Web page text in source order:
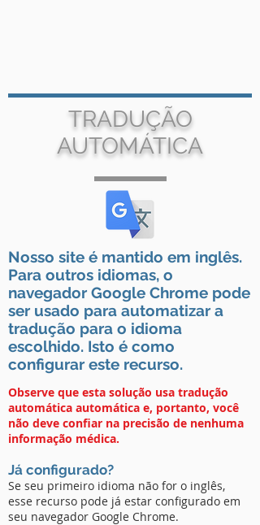
TRADUÇÃO
AUTOMÁTICA
Nosso site é mantido em inglês.
Para outros idiomas, o
navegador Google Chrome pode
ser usado para automatizar a
tradução para o idioma
escolhido. Isto é como
configurar este recurso.
Observe que esta solução usa tradução
automática automática e, portanto, você
não deve confiar na precisão de nenhuma
informação médica.
Já configurado?
Se seu primeiro idioma não for o inglês,
esse recurso pode já estar configurado em
seu navegador Google Chrome.